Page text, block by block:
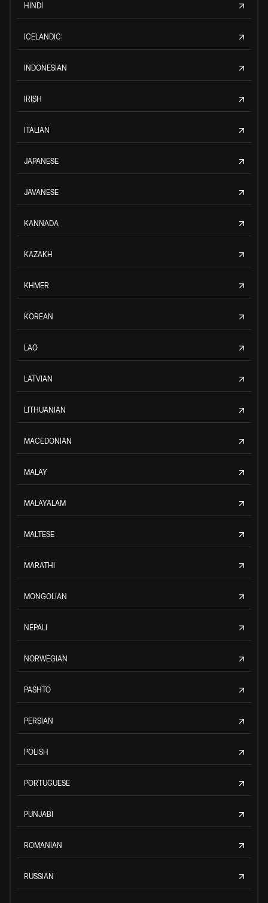
HINDI
ICELANDIC
INDONESIAN
IRISH
ITALIAN
JAPANESE
JAVANESE
KANNADA
KAZAKH
KHMER
KOREAN
LAO
LATVIAN
LITHUANIAN
MACEDONIAN
MALAY
MALAYALAM
MALTESE
MARATHI
MONGOLIAN
NEPALI
NORWEGIAN
PASHTO
PERSIAN
POLISH
PORTUGUESE
PUNJABI
ROMANIAN
RUSSIAN